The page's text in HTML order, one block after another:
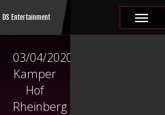
DS Entertainment |||
03/04/2020
Kamper
Hof
Rheinberg